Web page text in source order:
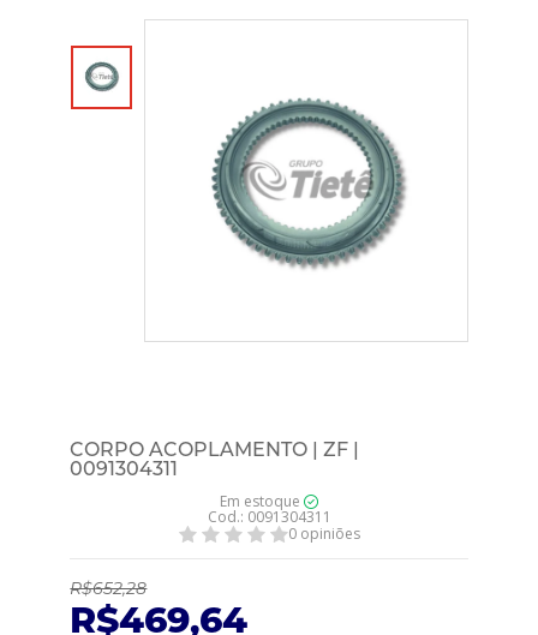
CORPO ACOPLAMENTO | ZF |
0091304311
Em estoque
Cod.: 0091304311
0 opiniões
R$652,28
R$469,64